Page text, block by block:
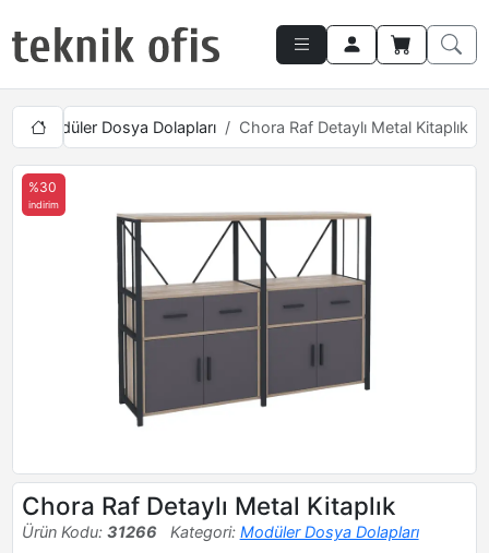
Modüler Dosya Dolapları Chora Raf Detaylı Metal Kitaplık
%30
indirim
Chora Raf Detaylı Metal Kitaplık
Ürün Kodu: 31266 Kategori: Modüler Dosya Dolapları